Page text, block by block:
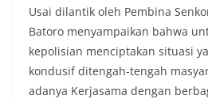
Usai dilantik oleh Pembina
Batoro menyampaikan bahwa
kepolisian menciptakan situasi
kondusif ditengah-tengah
adanya Kerjasama dengan